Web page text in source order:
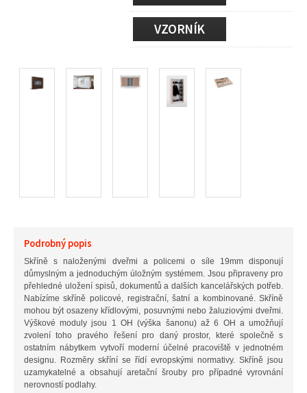
VZORNÍK
Podrobný popis
Skříně s naloženými dveřmi a policemi o síle 19mm disponují
důmyslným a jednoduchým úložným systémem. Jsou připraveny pro
přehledné uložení spisů, dokumentů a dalších kancelářských potřeb.
Nabízíme skříně policové, registrační, šatní a kombinované. Skříně
mohou být osazeny křídlovými, posuvnými nebo žaluziovými dveřmi.
Výškové moduly jsou 1 OH (výška šanonu) až 6 OH a umožňují
zvolení toho pravého řešení pro daný prostor, které společně s
ostatním nábytkem vytvoří moderní účelné pracoviště v jednotném
designu. Rozměry skříní se řídí evropskými normativy. Skříně jsou
uzamykatelné a obsahují aretační šrouby pro případné vyrovnání
nerovností podlahy.